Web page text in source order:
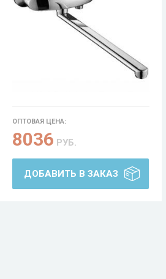
ОПТОВАЯ ЦЕНА:
8036 РУБ.
ДОБАВИТЬ В ЗАКАЗ